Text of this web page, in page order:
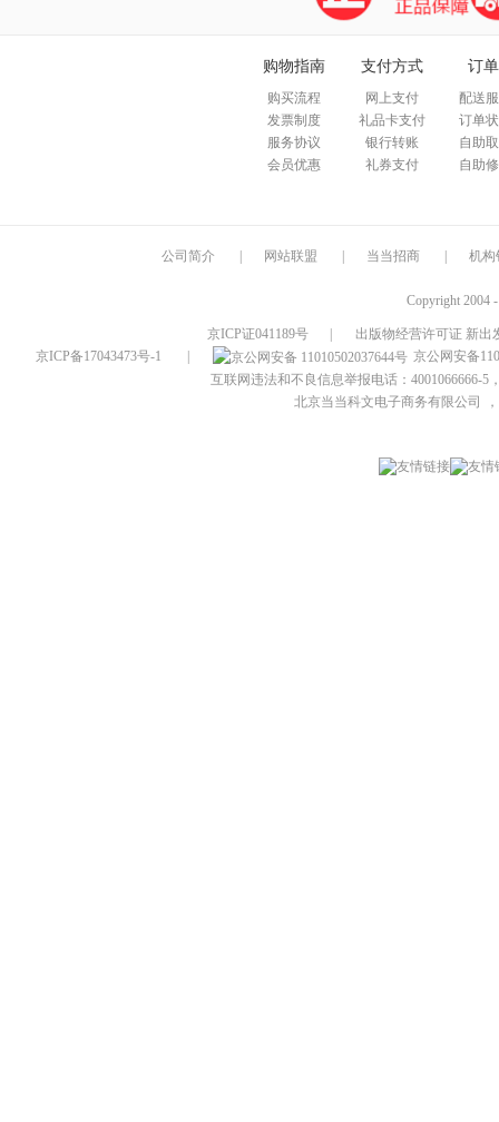
购物指南
购买流程
发票制度
服务协议
会员优惠
支付方式
网上支付
礼品卡支付
银行转账
礼券支付
订
配送
订单
自助
自助
公司简介 网站联盟 当当招商 机构
Copyright 2004
京ICP证041189号
出版物经营许可证 新出
京ICP备17043473号-1
京公网安备
互联网违法和不良信息举报电话：4001066666-5
北京当当科文电子商务有限公司